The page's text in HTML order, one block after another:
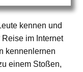
kennen und
im Internet
kennenlernen
einem Stoßen,